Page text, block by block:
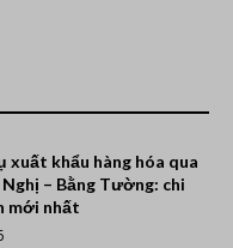
xuất khẩu hàng hóa qua
– Bằng Tường: chi
mới nhất